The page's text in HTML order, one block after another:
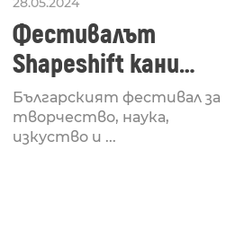
Фестивалът
Shapeshift кани
Fabrizio Mammarella
за откриването си
Българският фестивал за
творчество, наука,
изкуство и ...